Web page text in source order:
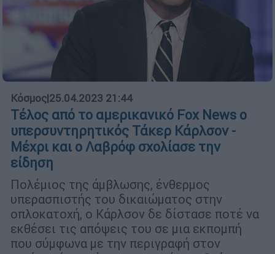
Κόσμος|25.04.2023 21:44
Τέλος από το αμερικανικό Fox News o
υπερσυντηρητικός Τάκερ Κάρλσον -
Μέχρι και ο Λαβρόφ σχολίασε την
είδηση
Πολέμιος της άμβλωσης, ένθερμος
υπερασπιστής του δικαιώματος στην
οπλοκατοχή, ο Κάρλσον δε δίστασε ποτέ να
εκθέσει τις απόψεις του σε μια εκπομπή
που σύμφωνα με την περιγραφή στον